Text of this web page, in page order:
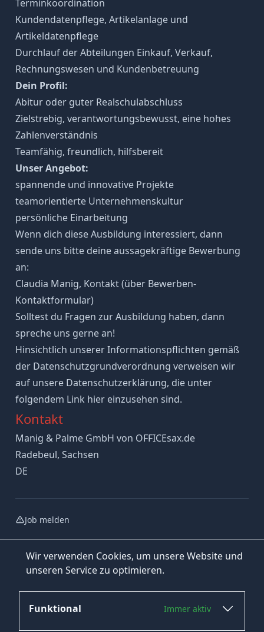
Wir verwenden Cookies, um unsere Website und
unseren Service zu optimieren.
Funktional Immer aktiv
Terminkoordination
Kundendatenpflege, Artikelanlage und
Artikeldatenpflege
Durchlauf der Abteilungen Einkauf, Verkauf,
Rechnungswesen und Kundenbetreuung
Dein Profil:
Abitur oder guter Realschulabschluss
Zielstrebig, verantwortungsbewusst, eine hohes
Zahlenverständnis
Teamfähig, freundlich, hilfsbereit
Unser Angebot:
spannende und innovative Projekte
teamorientierte Unternehmenskultur
persönliche Einarbeitung
Wenn dich diese Ausbildung interessiert, dann
sende uns bitte deine aussagekräftige Bewerbung
an:
Claudia Manig, Kontakt (über Bewerben-
Kontaktformular)
Solltest du Fragen zur Ausbildung haben, dann
spreche uns gerne an!
Hinsichtlich unserer Informationspflichten gemäß
der Datenschutzgrundverordnung verweisen wir
auf unsere Datenschutzerklärung, die unter
folgendem Link hier einzusehen sind.
Kontakt
Manig & Palme GmbH von OFFICEsax.de
Radebeul, Sachsen
DE
Job melden